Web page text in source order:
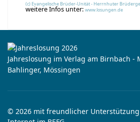
(c) Evangelische Brüder-Unität - Herrnhuter
weitere Infos unter: www.losungen.de
Jahreslosung im Verlag am Birnbach -
Bahlinger, Mössingen
© 2026 mit freundlicher